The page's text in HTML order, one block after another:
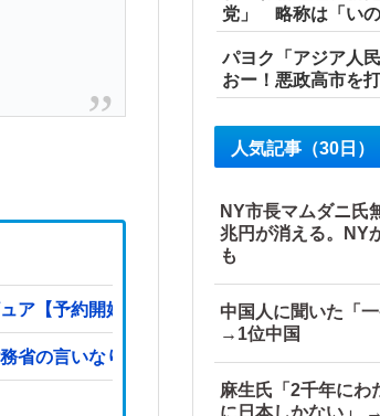
ア【予約開始】
省の言いなりではないことが判明
党」 略称は「いの
パヨク「アジア人
おー！悪政高市を
人気記事（30日）
NY市長マムダニ氏
兆円が消える。NY
も
中国人に聞いた「
→1位中国
麻生氏「2千年にわ